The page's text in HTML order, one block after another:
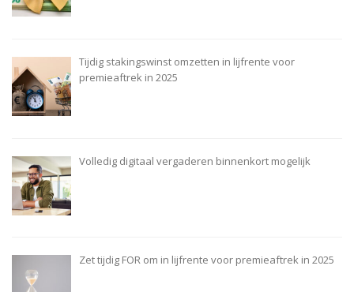
Tijdig stakingswinst omzetten in lijfrente voor
premieaftrek in 2025
Volledig digitaal vergaderen binnenkort mogelijk
Zet tijdig FOR om in lijfrente voor premieaftrek in 2025